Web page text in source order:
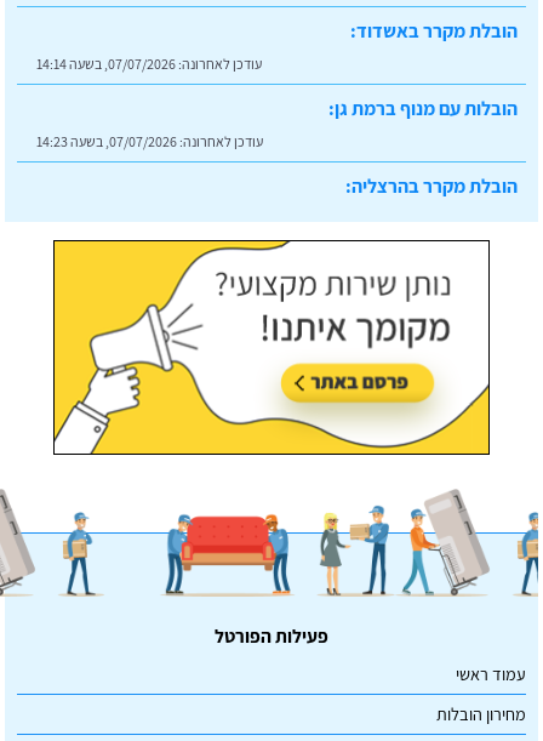
הובלות עם מנוף ברמת גן:
הובלת מקרר בהרצליה:
פעילות הפורטל
עמוד ראשי
מחירון הובלות